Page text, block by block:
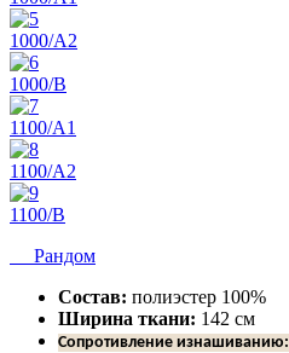
1000/А2
1000/В
1100/А1
1100/А2
1100/В
Рандом
Состав: полиэстер 100%
Ширина ткани: 142 см
Сопротивление изнашиванию: